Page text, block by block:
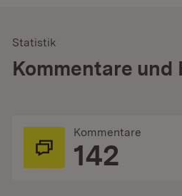
Statistik
Kommentare und
Kommentare
142